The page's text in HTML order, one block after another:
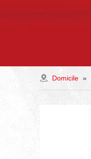
Domicile »